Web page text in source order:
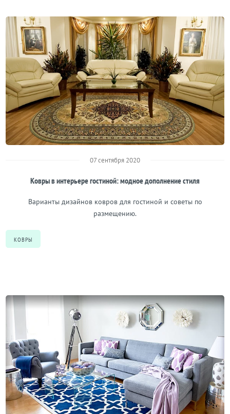
07 сентября 2020
Ковры в интерьере гостиной: модное дополнение стиля
Варианты дизайнов ковров для гостиной и советы по
размещению.
КОВРЫ